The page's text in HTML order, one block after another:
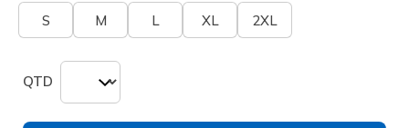
S M L XL 2XL
QTD